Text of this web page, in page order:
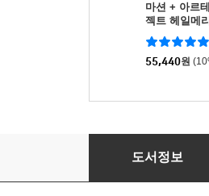
마션 + 아르
젝트 헤일메리
55,440원
서울시 역세권 재개
도서정보